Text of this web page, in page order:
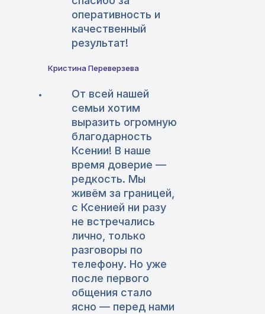
оперативность и
качественный
результат!
Кристина Переверзева
От всей нашей
семьи хотим
выразить огромную
благодарность
Ксении! В наше
время доверие —
редкость. Мы
живём за границей,
с Ксенией ни разу
не встречались
лично, только
разговоры по
телефону. Но уже
после первого
общения стало
ясно — перед нами